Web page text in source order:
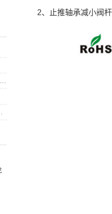
2、止推轴承减小阀